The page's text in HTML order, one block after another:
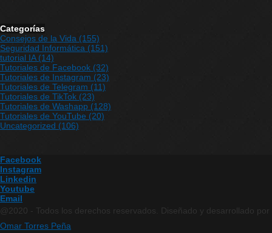
Categorías
Consejos de la Vida (155)
Seguridad Informática (151)
tutorial IA (14)
Tutoriales de Facebook (32)
Tutoriales de Instagram (23)
Tutoriales de Telegram (11)
Tutoriales de TikTok (23)
Tutoriales de Washapp (128)
Tutoriales de YouTube (20)
Uncategorized (106)
Facebook
Instagram
Linkedin
Youtube
Email
@2020 - Todos los derechos reservados. Diseñado y desarrollado por
Omar Torres Peña